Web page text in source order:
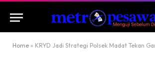
Home » KRYD Jadi Strategi Polsek Madat Tekan